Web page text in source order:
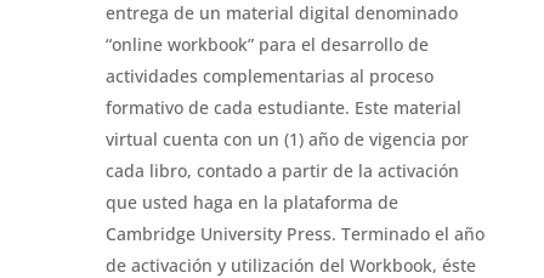
entrega de un material digital denominado
“online workbook” para el desarrollo de
actividades complementarias al proceso
formativo de cada estudiante. Este material
virtual cuenta con un (1) año de vigencia por
cada libro, contado a partir de la activación
que usted haga en la plataforma de
Cambridge University Press. Terminado el año
de activación y utilización del Workbook, éste